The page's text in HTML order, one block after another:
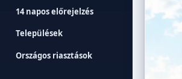
14 napos előrejelzés
Települések
Országos riasztások